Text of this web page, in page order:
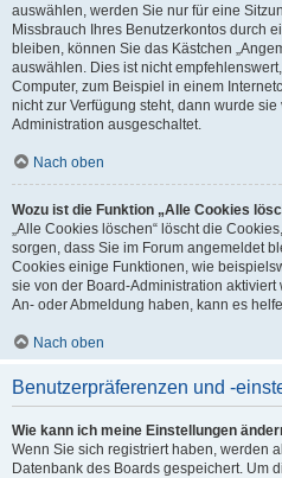
auswählen, werden Sie nur für eine
Missbrauch Ihres Benutzerkontos durch
bleiben, können Sie das Kästchen
auswählen. Dies ist nicht
Computer, zum Beispiel in einem
nicht zur Verfügung steht, dann wurde
Administration ausgeschaltet.
Nach oben
Wozu ist die Funktion „Alle Cookies
„Alle Cookies löschen“ löscht die
sorgen, dass Sie im Forum angemeldet
Cookies einige Funktionen, wie
sie von der Board-Administration
An- oder Abmeldung haben, kann es
Nach oben
Benutzerpräferenzen und -
Wie kann ich meine Einstellungen
Wenn Sie sich registriert haben, werden
Datenbank des Boards gespeichert. Um